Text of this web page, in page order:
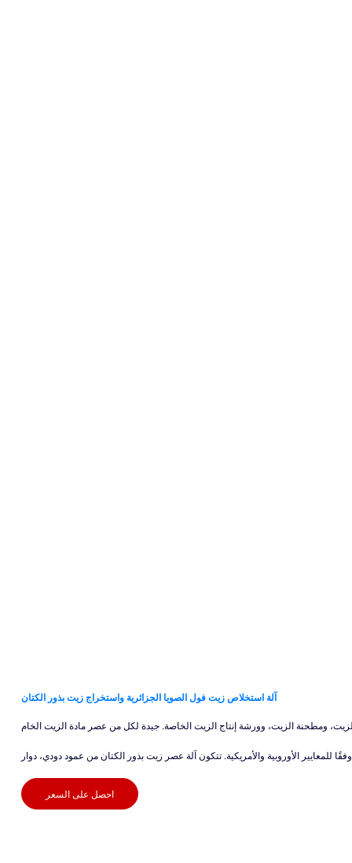
آلة استخلاص زيت فول الصويا الجزائرية واستخراج زيت بذور الكتان
الأوروبية والأمريكية. تتكون آلة عصر زيت بذور الكتان من عمود دودي، دوار
احصل على السعر